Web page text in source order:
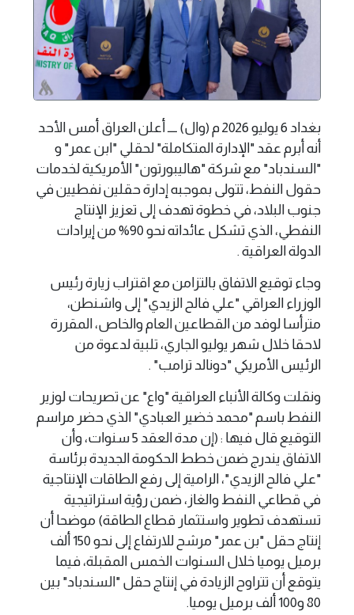
بغداد 6 يوليو 2026 م (وال) ــــ أعلن العراق أمس الأحد
أنه أبرم عقد "الإدارة المتكاملة" لحقلي "ابن عمر" و
"السندباد" مع شركة "هاليبورتون" الأمريكية لخدمات
حقول النفط، تتولى بموجبه إدارة حقلين نفطيين في
جنوب البلاد، في خطوة تهدف إلى تعزيز الإنتاج
النفطي، الذي تشكل عائداته نحو 90% من إيرادات
الدولة العراقية .
وجاء توقيع الاتفاق بالتزامن مع اقتراب زيارة رئيس
الوزراء العراقي "علي فالح الزيدي" إلى واشنطن،
مترأسا لوفد من القطاعين العام والخاص، المقررة
لاحقا خلال شهر يوليو الجاري، تلبية لدعوة من
الرئيس الأمريكي "دونالد ترامب" .
ونقلت وكالة الأنباء العراقية "واع" عن تصريحات لوزير
النفط باسم "محمد خضير العبادي" الذي حضر مراسم
التوقيع قال فيها : (إن مدة العقد 5 سنوات، وأن
الاتفاق يندرج ضمن خطط الحكومة الجديدة برئاسة
"علي فالح الزيدي"، الرامية إلى رفع الطاقات الإنتاجية
في قطاعي النفط والغاز، ضمن رؤية استراتيجية
تستهدف تطوير واستثمار قطاع الطاقة) موضحا أن
إنتاج حقل "بن عمر" مرشح للارتفاع إلى نحو 150 ألف
برميل يوميا خلال السنوات الخمس المقبلة، فيما
يتوقع أن تتراوح الزيادة في إنتاج حقل "السندباد" بين
80 و100 ألف برميل يوميا.